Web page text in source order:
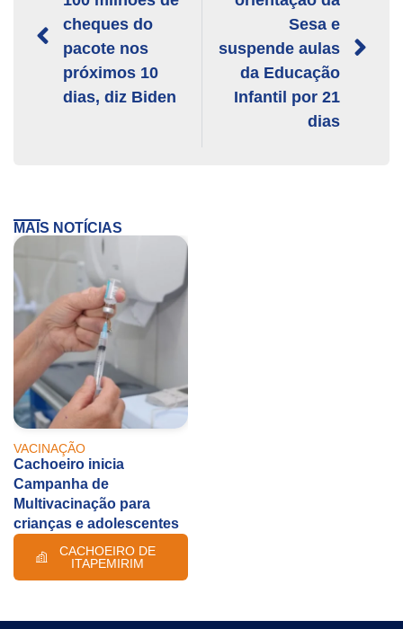
cheques do
pacote nos
próximos 10
dias, diz Biden
Sesa e
suspende aulas
da Educação
Infantil por 21
dias
MAIS NOTÍCIAS
VACINAÇÃO
Cachoeiro inicia
Campanha de
Multivacinação para
crianças e adolescentes
CACHOEIRO DE
ITAPEMIRIM